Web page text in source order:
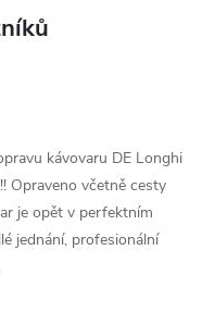
kávovaru DE Longhi
Opraveno včetně cesty
je opět v perfektním
jednání, profesionální